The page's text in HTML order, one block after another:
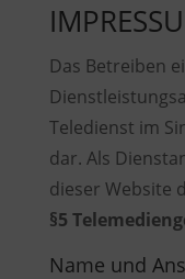
Das Betreiben
Teledienst im
dar. Als
dieser Website
§5
Name und